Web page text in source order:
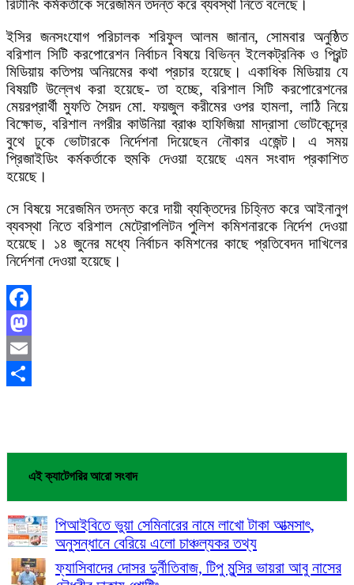
রিটার্নিং কর্মকর্তাকে সরেজমিন তদন্ত করে ব্যবস্থা নিতে বলেছে।
ইসির জনসংযোগ পরিচালক শরিফুল আলম জানান, সোমবার অনুষ্ঠিত
বরিশাল সিটি করপোরেশন নির্বাচন বিষয়ে বিভিন্ন ইলেকট্রনিক ও প্রিন্ট
মিডিয়ায় কতিপয় অনিয়মের কথা প্রচার হয়েছে। একাধিক মিডিয়ায় যে
বিষয়টি উল্লেখ করা হয়েছে- তা হচ্ছে, বরিশাল সিটি করপোরেশনের
মেয়রপ্রার্থী মুফতি সৈয়দ মো. ফয়জুল করীমের ওপর হামলা, লাঠি নিয়ে
বিক্ষোভ, বরিশাল নগরীর কাউনিয়া ব্রাঞ্চ হাফিজিয়া মাদ্রাসা ভোটকেন্দ্রে
বুথে ঢুকে ভোটারকে নির্দেশনা দিয়েছেন নৌকার এজেন্ট। এ সময়
প্রিজাইডিং কর্মকর্তাকে হুমকি দেওয়া হয়েছে এমন সংবাদ প্রকাশিত
হয়েছে।
সে বিষয়ে সরেজমিন তদন্ত করে দায়ী ব্যক্তিদের চিহ্নিত করে আইনানুগ
ব্যবস্থা নিতে বরিশাল মেট্রোপলিটন পুলিশ কমিশনারকে নির্দেশ দেওয়া
হয়েছে। ১৪ জুনের মধ্যে নির্বাচন কমিশনের কাছে প্রতিবেদন দাখিলের
নির্দেশনা দেওয়া হয়েছে।
Facebook
Mastodon
Email
এই ক্যাটেগরির আরো সংবাদ
পিআইবিতে ভুয়া সেমিনারের নামে লাখো টাকা আত্মসাৎ,
অনুসন্ধানে বেরিয়ে এলো চাঞ্চল্যকর তথ্য
ফ্যাসিবাদের দোসর দুর্নীতিবাজ, টিপু মুন্সির ভায়রা আবু নাসের